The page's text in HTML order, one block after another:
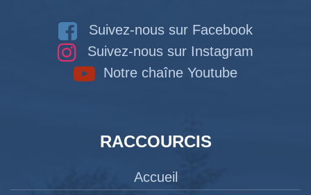
Suivez-nous sur Facebook
Suivez-nous sur Instagram
Notre chaîne Youtube
RACCOURCIS
Accueil